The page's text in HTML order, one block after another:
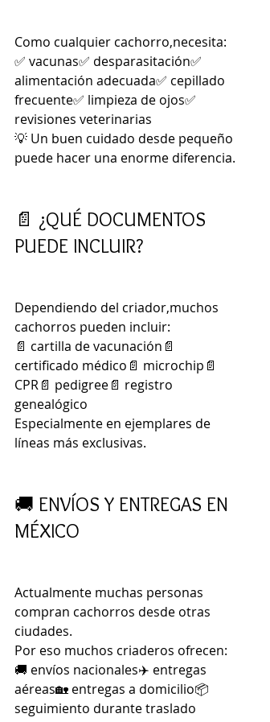
Como cualquier cachorro,necesita:
✅ vacunas✅ desparasitación✅
alimentación adecuada✅ cepillado
frecuente✅ limpieza de ojos✅
revisiones veterinarias
💡 Un buen cuidado desde pequeño
puede hacer una enorme diferencia.
📄 ¿QUÉ DOCUMENTOS
PUEDE INCLUIR?
Dependiendo del criador,muchos
cachorros pueden incluir:
📄 cartilla de vacunación📄
certificado médico📄 microchip📄
CPR📄 pedigree📄 registro
genealógico
Especialmente en ejemplares de
líneas más exclusivas.
🚚 ENVÍOS Y ENTREGAS EN
MÉXICO
Actualmente muchas personas
compran cachorros desde otras
ciudades.
Por eso muchos criaderos ofrecen:
🚚 envíos nacionales✈️ entregas
aéreas🏡 entregas a domicilio📦
seguimiento durante traslado